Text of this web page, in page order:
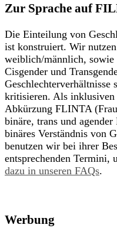
Zur Sprache auf
Die Einteilung von
ist konstruiert. Wir
weiblich/männlich, sowie
Cisgender und
Geschlechterverhältnisse
kritisieren. Als
Abkürzung FLINTA
binäre, trans und
binäres Verständnis von
benutzen wir bei ihrer
entsprechenden Termini,
dazu in unseren FAQs.
Werbung